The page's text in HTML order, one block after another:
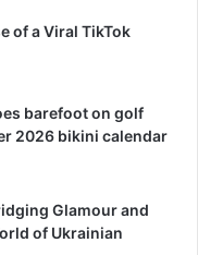
of a Viral TikTok
barefoot on golf
2026 bikini calendar
Glamour and
of Ukrainian